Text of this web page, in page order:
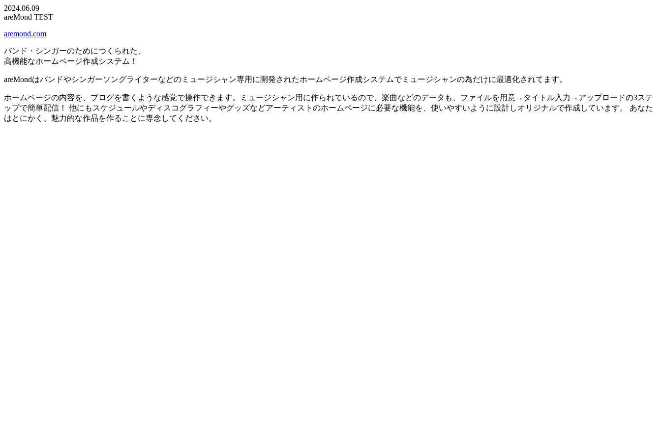
2024.06.09
areMond TEST
aremond.com
バンド・シンガーのためにつくられた、
高機能なホームページ作成システム！
areMondはバンドやシンガーソングライターなどのミュージシャン専用に開発されたホームページ作成システムでミュージシャンの為だけに最適化されてます。
ホームページの内容を、ブログを書くような感覚で操作できます。ミュージシャン用に作られているので、楽曲などのデータも、ファイルを用意→タイトル入力→アップロードの3ステ
ップで簡単配信！ 他にもスケジュールやディスコグラフィーやグッズなどアーティストのホームページに必要な機能を、使いやすいように設計しオリジナルで作成しています。 あなた
はとにかく、魅力的な作品を作ることに専念してください。